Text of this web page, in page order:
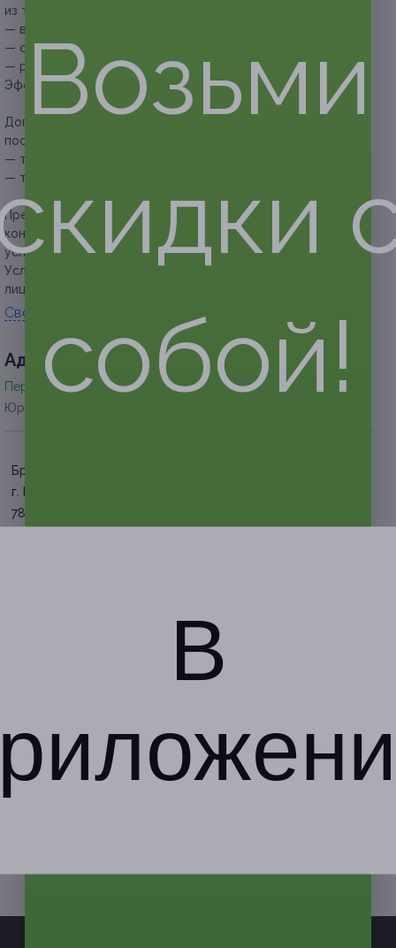
из тканей;
— вывести лишнюю воду и укрепить сосуды;
— стимулировать синтез коллагена и эластина;
— разгладить кожу.
Эффект от процедуры возможен уже после 1 сеанса.
Дополнительно оплачивается на месте
посещении процедуры):
— тело — 2350 руб. за один сеанс (30 минут);
— тело — 3000 руб. за один сеанс (60 минут).
Предупреждаем о необходимости получения
консультации у врача-специалиста по оказываемым
услугам и противопоказаниям.
Услуга предоставляется только совершеннолетним
лицам.
Свернуть
Адресa
Перейти на сайт партнера
Юридическая информация о партнёре
Братиславская
г. Москва, ул. Люблинская, д.
78, к. 3
Возьми
собой!
В